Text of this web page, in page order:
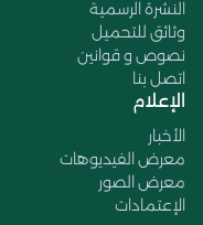
النشرة الرسمية
وثائق للتحميل
نصوص و قوانين
اتصل بنا
الإعلام
الأخبار
معرض الفيديوهات
معرض الصور
الإعتمادات